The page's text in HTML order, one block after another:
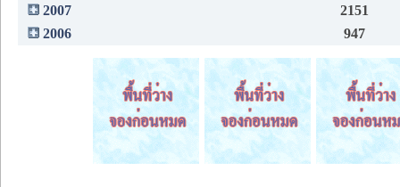
2007
2151
2006
947